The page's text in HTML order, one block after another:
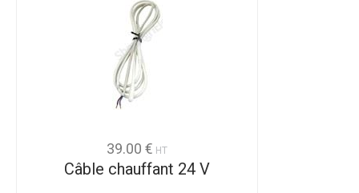
39.00 € HT
Câble chauffant 24 V